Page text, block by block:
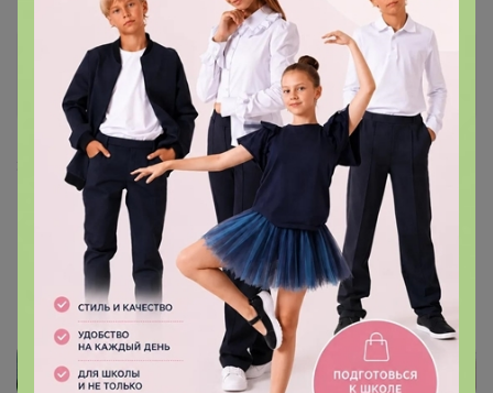
Артемида
Бронзовый организатор
30 октября, 2023 12:12 1
, здравствуйте.
Развоз данной закупки будет 8-9 ноября